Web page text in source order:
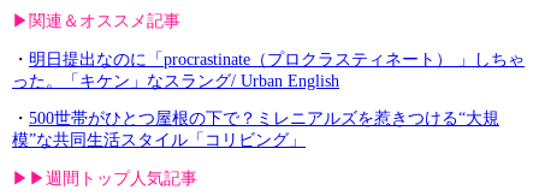
▶︎関連＆オススメ記事
・ 明日提出なのに「procrastinate（プロクラスティネート） 」しちゃ
った。「キケン」なスラング/ Urban English
・ 500世帯がひとつ屋根の下で？ミレニアルズを惹きつける“大規
模”な共同生活スタイル「コリビング」
▶︎▶︎週間トップ人気記事